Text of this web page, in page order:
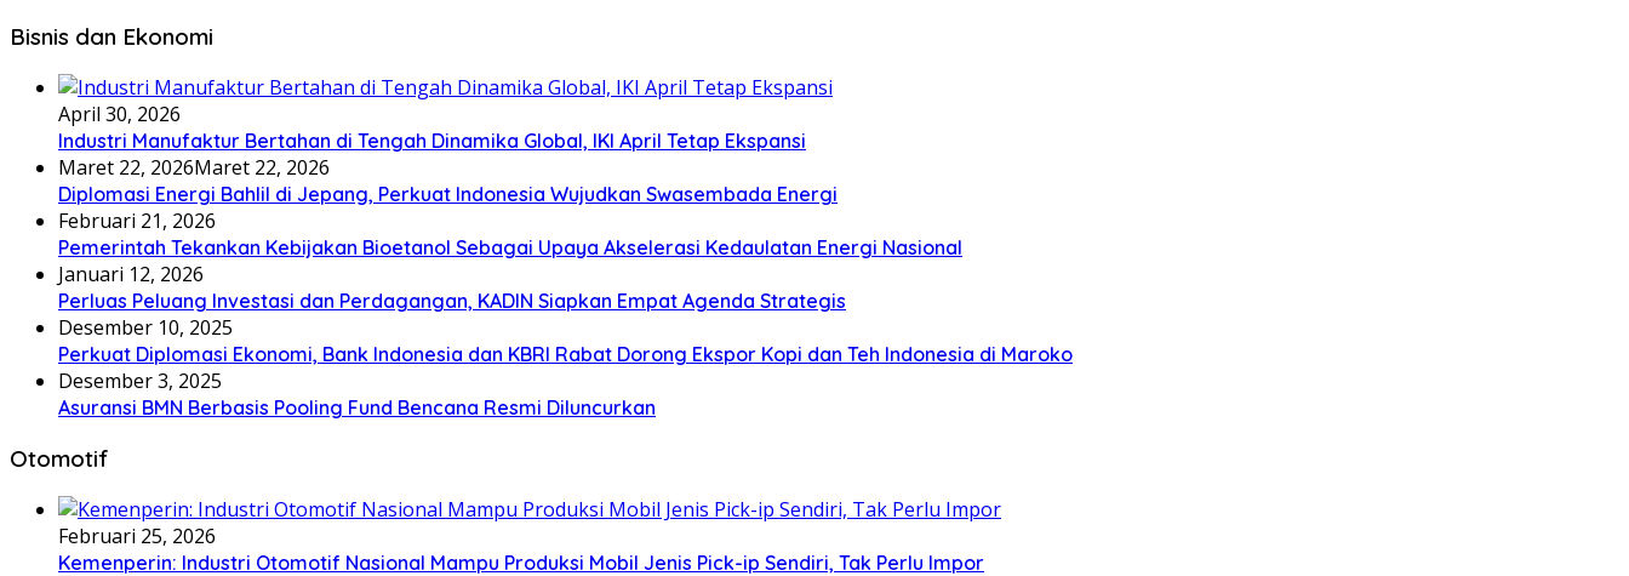
Bisnis dan Ekonomi
April 30, 2026
Industri Manufaktur Bertahan di Tengah Dinamika Global, IKI April Tetap Ekspansi
Maret 22, 2026Maret 22, 2026
Diplomasi Energi Bahlil di Jepang, Perkuat Indonesia Wujudkan Swasembada Energi
Februari 21, 2026
Pemerintah Tekankan Kebijakan Bioetanol Sebagai Upaya Akselerasi Kedaulatan Energi Nasional
Januari 12, 2026
Perluas Peluang Investasi dan Perdagangan, KADIN Siapkan Empat Agenda Strategis
Desember 10, 2025
Perkuat Diplomasi Ekonomi, Bank Indonesia dan KBRI Rabat Dorong Ekspor Kopi dan Teh Indonesia di Maroko
Desember 3, 2025
Asuransi BMN Berbasis Pooling Fund Bencana Resmi Diluncurkan
Otomotif
Februari 25, 2026
Kemenperin: Industri Otomotif Nasional Mampu Produksi Mobil Jenis Pick-ip Sendiri, Tak Perlu Impor